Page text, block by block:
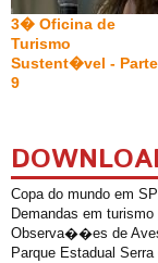
3� Oficina de
Turismo
Sustent�vel - Parte
9
Copa do mundo em
Demandas em
Observa��es de
Parque Estadual